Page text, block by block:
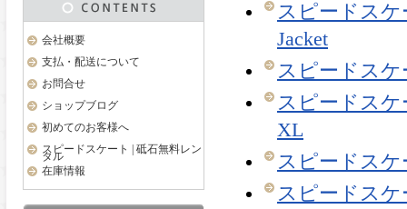
会社概要
支払・配送について
お問合せ
ショップブログ
初めてのお客様へ
スピードスケート | 砥石無料レン
タル
在庫情報
スピードスケ
Jacket
スピードスケ
スピードスケ
XL
スピードスケ
スピードスケ